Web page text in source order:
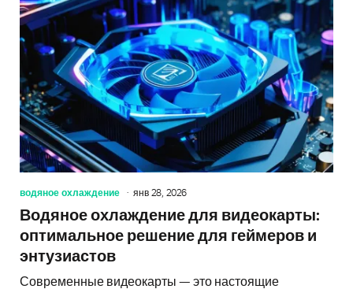
водяное охлаждение янв 28, 2026
Водяное охлаждение для видеокарты:
оптимальное решение для геймеров и
энтузиастов
Современные видеокарты — это настоящие